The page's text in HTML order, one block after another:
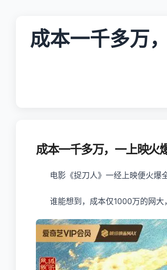
成本一千多万
成本一千多万，一上映火
电影《捉刀人》一经上映便火爆
谁能想到，成本仅1000万的网